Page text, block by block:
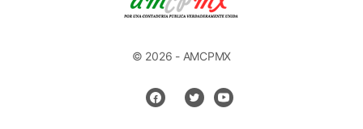
© 2026 - AMCPMX